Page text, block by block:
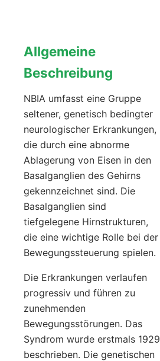
Allgemeine
Beschreibung
NBIA umfasst eine Gruppe
seltener, genetisch bedingter
neurologischer Erkrankungen,
die durch eine abnorme
Ablagerung von Eisen in den
Basalganglien des Gehirns
gekennzeichnet sind. Die
Basalganglien sind
tiefgelegene Hirnstrukturen,
die eine wichtige Rolle bei der
Bewegungssteuerung spielen.
Die Erkrankungen verlaufen
progressiv und führen zu
zunehmenden
Bewegungsstörungen. Das
Syndrom wurde erstmals 1929
beschrieben. Die genetischen